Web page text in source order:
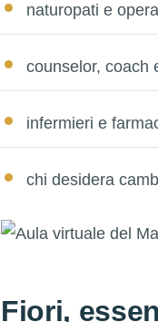
naturopati e
counselor, coach
infermieri e
chi desidera
Fiori,